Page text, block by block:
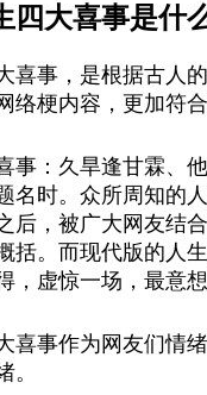
四大喜事是什
喜事，是根据古人
络梗内容，更加符
事：久旱逢甘霖、
名时。众所周知的
后，被广大网友结
括。而现代版的人
，虚惊一场，最意
喜事作为网友们情
。